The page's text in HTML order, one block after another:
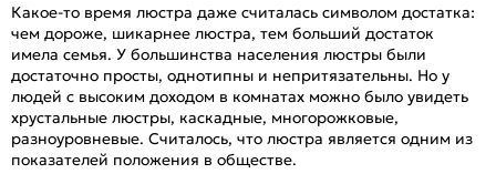
Какое-то время люстра даже считалась символом достатка:
чем дороже, шикарнее люстра, тем больший достаток
имела семья. У большинства населения люстры были
достаточно просты, однотипны и непритязательны. Но у
людей с высоким доходом в комнатах можно было увидеть
хрустальные люстры, каскадные, многорожковые,
разноуровневые. Считалось, что люстра является одним из
показателей положения в обществе.